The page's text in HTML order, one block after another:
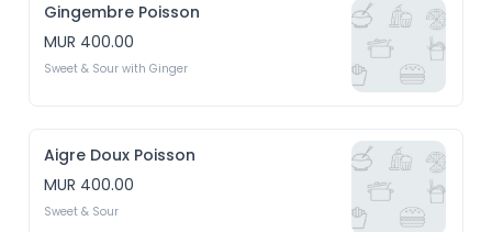
Gingembre Poisson
MUR 400.00
Sweet & Sour with Ginger
Aigre Doux Poisson
MUR 400.00
Sweet & Sour